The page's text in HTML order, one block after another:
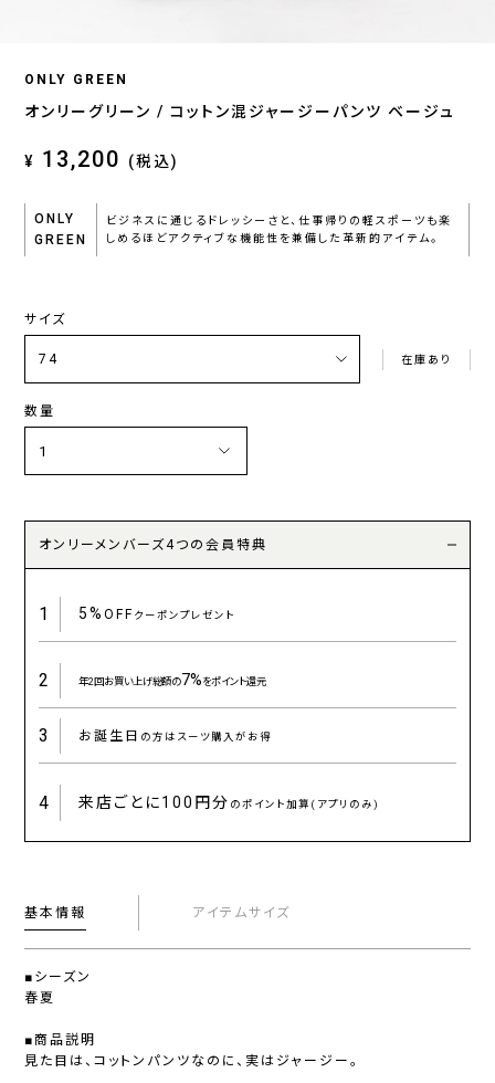
ONLY GREEN
オンリーグリーン / コットン混ジャージーパンツ ベージュ
¥ 13,200 (税込)
ONLY
GREEN
ビジネスに通じるドレッシーさと、仕事帰りの軽スポーツも楽
しめるほどアクティブな機能性を兼備した革新的アイテム。
サイズ
在庫あり
数量
オンリーメンバーズ4つの会員特典
1 5%OFFクーポンプレゼント
2 年2回お買い上げ総額の7%をポイント還元
3 お誕生日 の方はスーツ購入がお得
4 来店ごとに100円分 のポイント加算(アプリのみ)
基本情報 アイテムサイズ
■シーズン
春夏
■商品説明
見た目は、コットンパンツなのに、実はジャージー。